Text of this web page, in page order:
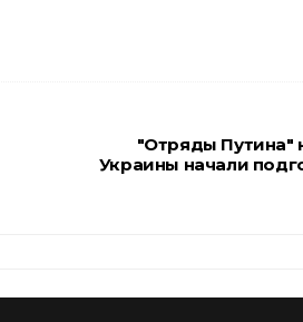
"Отряды Путина"
Украины начали